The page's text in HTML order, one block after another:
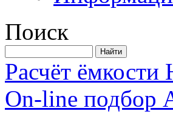
Поиск
Расчёт ёмкости
On-line подбор